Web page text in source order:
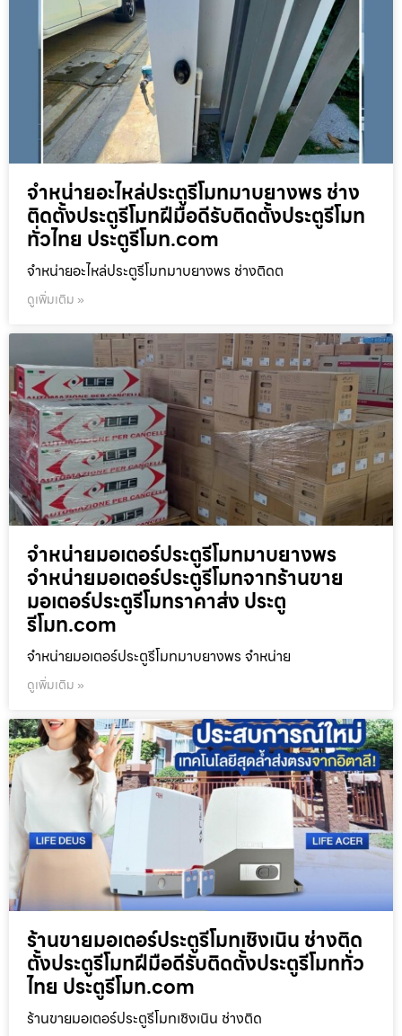
จำหน่ายอะไหล่ประตูรีโมทมาบยางพร ช่าง
ติดตั้งประตูรีโมทฝีมือดีรับติดตั้งประตูรีโมท
ทั่วไทย ประตูรีโมท.com
จำหน่ายอะไหล่ประตูรีโมทมาบยางพร ช่างติดต
ดูเพิ่มเติม »
จำหน่ายมอเตอร์ประตูรีโมทมาบยางพร
จำหน่ายมอเตอร์ประตูรีโมทจากร้านขาย
มอเตอร์ประตูรีโมทราคาส่ง ประตู
รีโมท.com
จำหน่ายมอเตอร์ประตูรีโมทมาบยางพร จำหน่าย
ดูเพิ่มเติม »
ร้านขายมอเตอร์ประตูรีโมทเชิงเนิน ช่างติด
ตั้งประตูรีโมทฝีมือดีรับติดตั้งประตูรีโมททั่ว
ไทย ประตูรีโมท.com
ร้านขายมอเตอร์ประตูรีโมทเชิงเนิน ช่างติด